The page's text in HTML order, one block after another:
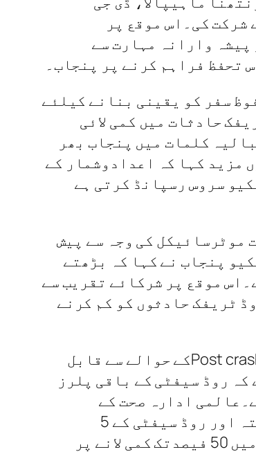
کی۔اس موقع پر
وارانہ مہارت سے
سفر کو یقینی بنانے کیلئے
حادثات میں کمی لائی
کلمات میں پنجاب بھر
مزید کہا کہ اعدادوشمار کے
ٹریفک حادثات پر ریسکیو سروس رسپانڈ کرتی ہے
سے تقریباََ 83فیصدروڈٹریفک حادثات موٹرسائیکل کی وجہ سے پیش
پنجاب نے کہا کہ بڑھتے
موقع پر شرکائے تقریب سے
ٹریفک حادثوں کو کم کرنے
اور ریسکیوسروس نے اقوام متحدہ اور عالمی ادارہ صحت کے روڈ سیفٹی کے اہم پلر Post crash responsکے حوالے سے قابل
یہ ہے کہ روڈ سیفٹی کے باقی پلرز
ادارہ صحت کے
پاکستان میں نمائندہ ڈاکٹر پیلتھا گناراتھنا مہیپالا نے اقوام متحدہ کے روڈ سیفٹی ہفتہ اور روڈ سیفٹی کے 5
اسٹریٹجک پلرز کی اہمیت اوران پر عمل کرتے ہوئے سڑکوں پر ہونے والی اموات اور معذوری میں 50 فیصدتک کمی لانے پر